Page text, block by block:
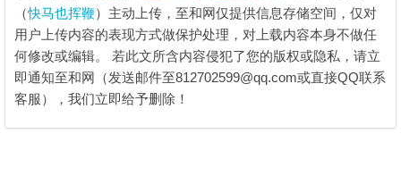
（快马也挥鞭）主动上传，至和网仅提供信息存储空间，仅对
用户上传内容的表现方式做保护处理，对上载内容本身不做任
何修改或编辑。 若此文所含内容侵犯了您的版权或隐私，请立
即通知至和网（发送邮件至812702599@qq.com或直接QQ联系
客服），我们立即给予删除！